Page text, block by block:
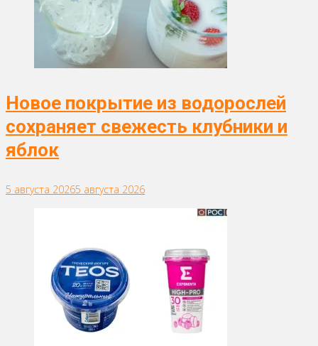
Новое покрытие из водорослей
сохраняет свежесть клубники и
яблок
5 августа 20265 августа 2026